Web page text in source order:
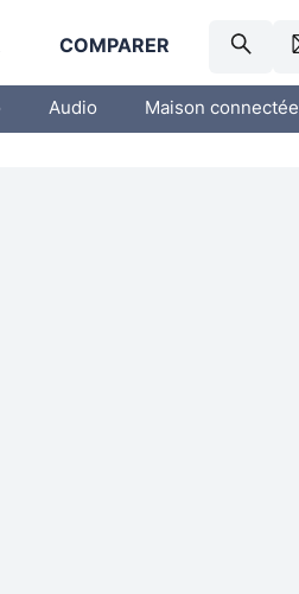
COMPARER
Audio Maison connectée